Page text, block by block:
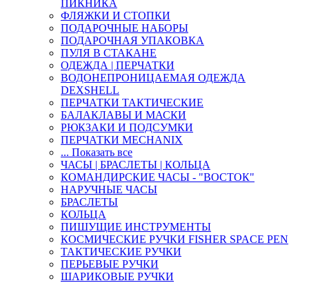
ПИКНИКА
ФЛЯЖКИ И СТОПКИ
ПОДАРОЧНЫЕ НАБОРЫ
ПОДАРОЧНАЯ УПАКОВКА
ПУЛЯ В СТАКАНЕ
ОДЕЖДА | ПЕРЧАТКИ
ВОДОНЕПРОНИЦАЕМАЯ ОДЕЖДА
DEXSHELL
ПЕРЧАТКИ ТАКТИЧЕСКИЕ
БАЛАКЛАВЫ И МАСКИ
РЮКЗАКИ И ПОДСУМКИ
ПЕРЧАТКИ MECHANIX
... Показать все
ЧАСЫ | БРАСЛЕТЫ | КОЛЬЦА
КОМАНДИРСКИЕ ЧАСЫ - "ВОСТОК"
НАРУЧНЫЕ ЧАСЫ
БРАСЛЕТЫ
КОЛЬЦА
ПИШУЩИЕ ИНСТРУМЕНТЫ
КОСМИЧЕСКИЕ РУЧКИ FISHER SPACE PEN
ТАКТИЧЕСКИЕ РУЧКИ
ПЕРЬЕВЫЕ РУЧКИ
ШАРИКОВЫЕ РУЧКИ